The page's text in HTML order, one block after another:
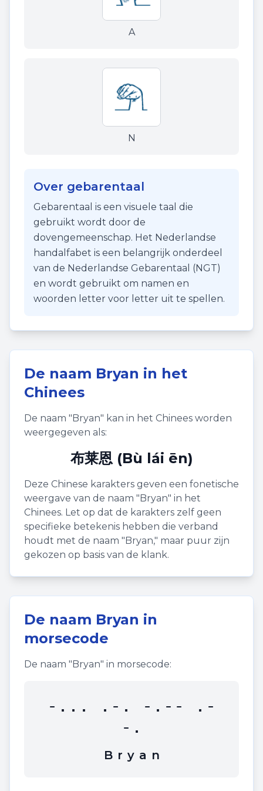
A
N
Over gebarentaal
Gebarentaal is een visuele taal die
gebruikt wordt door de
dovengemeenschap. Het Nederlandse
handalfabet is een belangrijk onderdeel
van de Nederlandse Gebarentaal (NGT)
en wordt gebruikt om namen en
woorden letter voor letter uit te spellen.
De naam Bryan in het
Chinees
De naam "Bryan" kan in het Chinees worden
weergegeven als:
布莱恩 (Bù lái ēn)
Deze Chinese karakters geven een fonetische
weergave van de naam "Bryan" in het
Chinees. Let op dat de karakters zelf geen
specifieke betekenis hebben die verband
houdt met de naam "Bryan," maar puur zijn
gekozen op basis van de klank.
De naam Bryan in
morsecode
De naam "Bryan" in morsecode:
-... .-. -.-- .-
-.
B r y a n